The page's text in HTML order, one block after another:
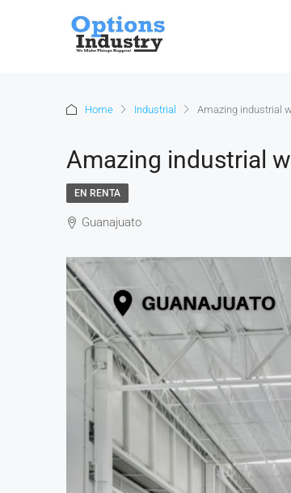
Home Industrial Amazing industrial
Amazing industrial
EN RENTA
Guanajuato